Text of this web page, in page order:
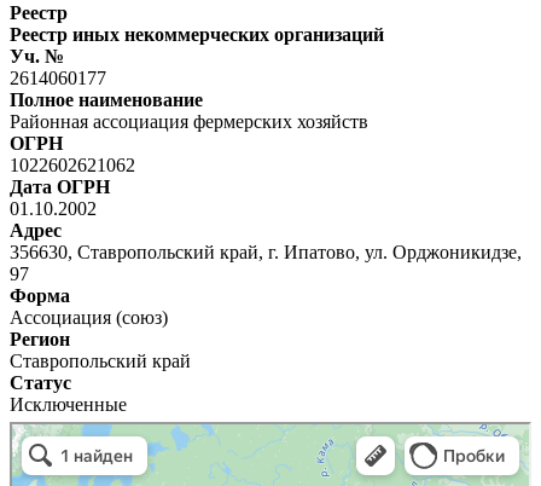
Реестр
Реестр иных некоммерческих организаций
Уч. №
2614060177
Полное наименование
Районная ассоциация фермерских хозяйств
ОГРН
1022602621062
Дата ОГРН
01.10.2002
Адрес
356630, Ставропольский край, г. Ипатово, ул. Орджоникидзе,
97
Форма
Ассоциация (союз)
Регион
Ставропольский край
Статус
Исключенные